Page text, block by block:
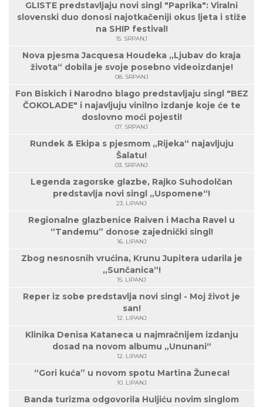
GLISTE predstavljaju novi singl "Paprika": Viralni
slovenski duo donosi najotkačeniji okus ljeta i stiže
na SHIP festival!
15. SRPANJ
Nova pjesma Jacquesa Houdeka „Ljubav do kraja
života“ dobila je svoje posebno videoizdanje!
08. SRPANJ
Fon Biskich i Narodno blago predstavljaju singl "BEZ
ČOKOLADE" i najavljuju vinilno izdanje koje će te
doslovno moći pojesti!
07. SRPANJ
Rundek & Ekipa s pjesmom „Rijeka“ najavljuju
Šalatu!
03. SRPANJ
Legenda zagorske glazbe, Rajko Suhodolčan
predstavlja novi singl „Uspomene“!
23. LIPANJ
Regionalne glazbenice Raiven i Macha Ravel u
“Tandemu” donose zajednički singl!
16. LIPANJ
Zbog nesnosnih vrućina, Krunu Jupitera udarila je
„Sunčanica“!
15. LIPANJ
Reper iz sobe predstavlja novi singl - Moj život je
san!
12. LIPANJ
Klinika Denisa Kataneca u najmračnijem izdanju
dosad na novom albumu „Ununani“
12. LIPANJ
“Gori kuća” u novom spotu Martina Žuneca!
10. LIPANJ
Banda turizma odgovorila Huljiću novim singlom